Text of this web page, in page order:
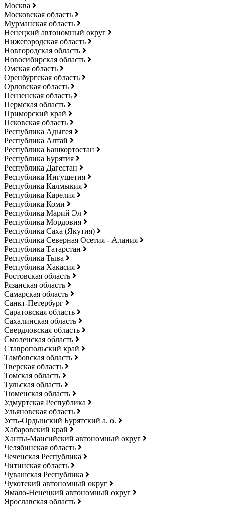
Москва
Московская область
Мурманская область
Ненецкий автономный округ
Нижегородская область
Новгородская область
Новосибирская область
Омская область
Оренбургская область
Орловская область
Пензенская область
Пермская область
Приморский край
Псковская область
Республика Адыгея
Республика Алтай
Республика Башкортостан
Республика Бурятия
Республика Дагестан
Республика Ингушетия
Республика Калмыкия
Республика Карелия
Республика Коми
Республика Марий Эл
Республика Мордовия
Республика Саха (Якутия)
Республика Северная Осетия - Алания
Республика Татарстан
Республика Тыва
Республика Хакасия
Ростовская область
Рязанская область
Самарская область
Санкт-Петербург
Саратовская область
Сахалинская область
Свердловская область
Смоленская область
Ставропольский край
Тамбовская область
Тверская область
Томская область
Тульская область
Тюменская область
Удмуртская Республика
Ульяновская область
Усть-Ордынский Бурятский а. о.
Хабаровский край
Ханты-Мансийский автономный округ
Челябинская область
Чеченская Республика
Читинская область
Чувашская Республика
Чукотский автономный округ
Ямало-Ненецкий автономный округ
Ярославская область